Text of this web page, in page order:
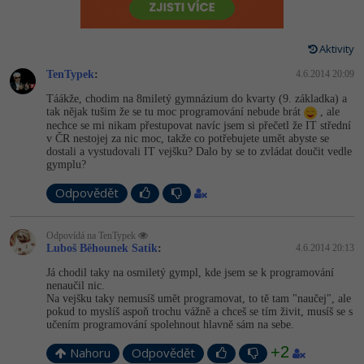
HTML5, CSS3, Bootstrap, SEO
SQL a databáze
Testování a verzování
UML a návrhové vzory
React
Django
Best practices
PHP
JavaScript
Python
HTML / CSS
UML a návrhové vzory
SQLite
Vývojář mobilních aplikací
Webdesigner
Tester
Systémový administrátor
Grafik / UX/UI návrhář
3D grafik
Projektový manažer
Databázový analytik
-80%
PHP
C++ -80%
Swift -80%
Kotlin -80%
C -80%
VB.NET
SQL
Návrh SW -80%
Digitální gramotnost
WordPress
SEO -30%
UX
Business
Kryptoměny -25%
Copywriting -30%
MS Office -80%
Photoshop -80%
Adobe Lightroom
Adobe XD -15%
Adobe InDesign
Blender -80%
Inkscape
Fotografování -80%
Aktivity
TenTypek: 4.6.2014 20:09
Táákže, chodim na 8miletý gymnázium do kvarty (9. základka) a
tak nějak tušim že se tu moc programování nebude brát
, ale
nechce se mi nikam přestupovat navíc jsem si přečetl že IT střední
v ČR nestojej za nic moc, takže co potřebujete umět abyste se
dostali a vystudovali IT vejšku? Dalo by se to zvládat doučit vedle
gymplu?
Odpovědět
Odpovídá na TenTypek
Luboš Běhounek Satik: 4.6.2014 20:13
Já chodil taky na osmiletý gympl, kde jsem se k programování
nenaučil nic.
Na vejšku taky nemusíš umět programovat, to tě tam "naučej", ale
pokud to myslíš aspoň trochu vážně a chceš se tím živit, musíš se s
učením programování spolehnout hlavně sám na sebe.
Nahoru Odpovědět +2